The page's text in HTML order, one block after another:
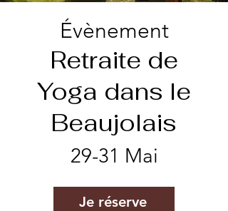
Évènement
Retraite de
Yoga dans le
Beaujolais
29-31 Mai
Je réserve